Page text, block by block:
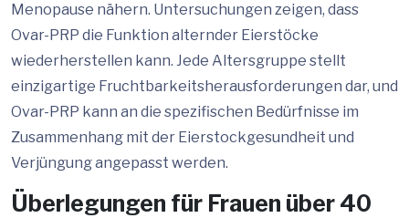
Menopause nähern. Untersuchungen zeigen, dass
Ovar-PRP die Funktion alternder Eierstöcke
wiederherstellen kann. Jede Altersgruppe stellt
einzigartige Fruchtbarkeitsherausforderungen dar, und
Ovar-PRP kann an die spezifischen Bedürfnisse im
Zusammenhang mit der Eierstockgesundheit und
Verjüngung angepasst werden.
Überlegungen für Frauen über 40